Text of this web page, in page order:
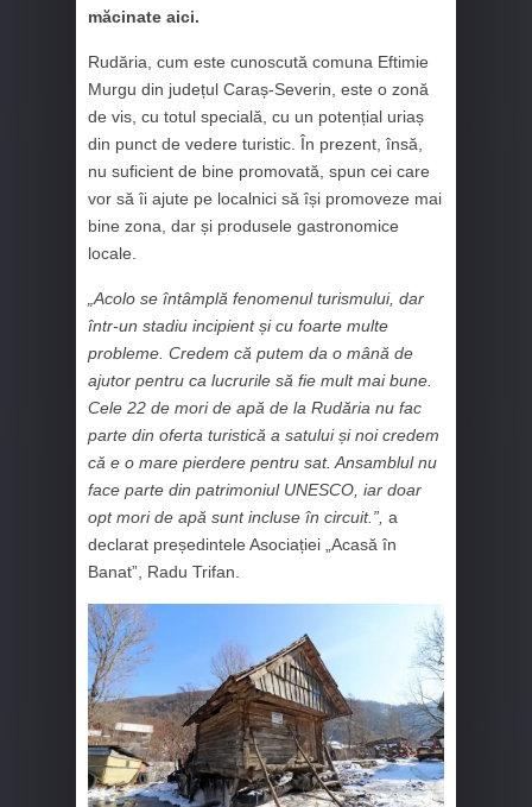
măcinate aici.
Rudăria, cum este cunoscută comuna Eftimie
Murgu din județul Caraș-Severin, este o zonă
de vis, cu totul specială, cu un potențial uriaș
din punct de vedere turistic. În prezent, însă,
nu suficient de bine promovată, spun cei care
vor să îi ajute pe localnici să își promoveze mai
bine zona, dar și produsele gastronomice
locale.
„Acolo se întâmplă fenomenul turismului, dar
într-un stadiu incipient și cu foarte multe
probleme. Credem că putem da o mână de
ajutor pentru ca lucrurile să fie mult mai bune.
Cele 22 de mori de apă de la Rudăria nu fac
parte din oferta turistică a satului și noi credem
că e o mare pierdere pentru sat. Ansamblul nu
face parte din patrimoniul UNESCO, iar doar
opt mori de apă sunt incluse în circuit.”, a
declarat președintele Asociației „Acasă în
Banat”, Radu Trifan.